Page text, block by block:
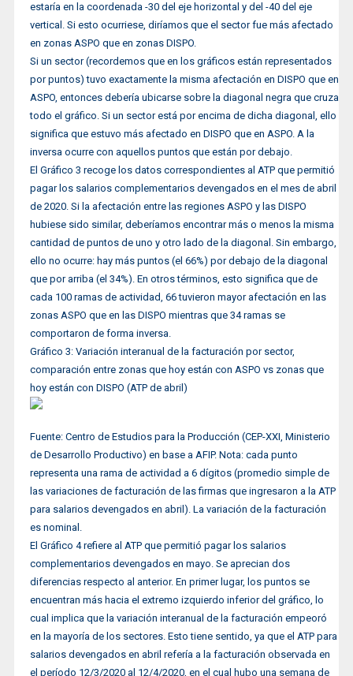
estaría en la coordenada -30 del eje horizontal y del -40 del eje
vertical. Si esto ocurriese, diríamos que el sector fue más afectado
en zonas ASPO que en zonas DISPO.
Si un sector (recordemos que en los gráficos están representados
por puntos) tuvo exactamente la misma afectación en DISPO que en
ASPO, entonces debería ubicarse sobre la diagonal negra que cruza
todo el gráfico. Si un sector está por encima de dicha diagonal, ello
significa que estuvo más afectado en DISPO que en ASPO. A la
inversa ocurre con aquellos puntos que están por debajo.
El Gráfico 3 recoge los datos correspondientes al ATP que permitió
pagar los salarios complementarios devengados en el mes de abril
de 2020. Si la afectación entre las regiones ASPO y las DISPO
hubiese sido similar, deberíamos encontrar más o menos la misma
cantidad de puntos de uno y otro lado de la diagonal. Sin embargo,
ello no ocurre: hay más puntos (el 66%) por debajo de la diagonal
que por arriba (el 34%). En otros términos, esto significa que de
cada 100 ramas de actividad, 66 tuvieron mayor afectación en las
zonas ASPO que en las DISPO mientras que 34 ramas se
comportaron de forma inversa.
Gráfico 3: Variación interanual de la facturación por sector,
comparación entre zonas que hoy están con ASPO vs zonas que
hoy están con DISPO (ATP de abril)
Fuente: Centro de Estudios para la Producción (CEP-XXI, Ministerio
de Desarrollo Productivo) en base a AFIP. Nota: cada punto
representa una rama de actividad a 6 dígitos (promedio simple de
las variaciones de facturación de las firmas que ingresaron a la ATP
para salarios devengados en abril). La variación de la facturación
es nominal.
El Gráfico 4 refiere al ATP que permitió pagar los salarios
complementarios devengados en mayo. Se aprecian dos
diferencias respecto al anterior. En primer lugar, los puntos se
encuentran más hacia el extremo izquierdo inferior del gráfico, lo
cual implica que la variación interanual de la facturación empeoró
en la mayoría de los sectores. Esto tiene sentido, ya que el ATP para
salarios devengados en abril refería a la facturación observada en
el período 12/3/2020 al 12/4/2020, en el cual hubo una semana de